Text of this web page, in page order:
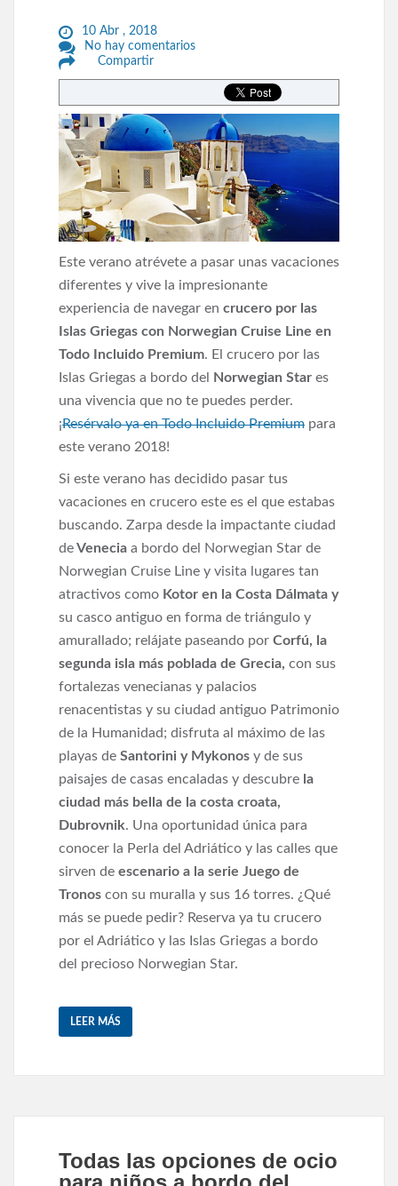
10 Abr , 2018
No hay comentarios
Compartir
Este verano atrévete a pasar unas vacaciones
diferentes y vive la impresionante
experiencia de navegar en crucero por las
Islas Griegas con Norwegian Cruise Line en
Todo Incluido Premium. El crucero por las
Islas Griegas a bordo del
Norwegian Star es
una vivencia que no te puedes perder.
¡Resérvalo ya en Todo Incluido Premium para
este verano 2018!
Si este verano has decidido pasar tus
vacaciones en crucero este es el que estabas
buscando. Zarpa desde la impactante ciudad
deVenecia a bordo del Norwegian Star de
Norwegian Cruise Line y visita lugares tan
atractivos como Kotor en la Costa Dálmata y
su casco antiguo en forma de triángulo y
amurallado; relájate paseando por Corfú, la
segunda isla más poblada de Grecia, con sus
fortalezas venecianas y palacios
renacentistas y su ciudad antiguo Patrimonio
de la Humanidad; disfruta al máximo de las
playas de Santorini y Mykonos y de sus
paisajes de casas encaladas y descubre la
ciudad más bella de la costa croata,
Dubrovnik. Una oportunidad única para
conocer la Perla del Adriático y las calles que
sirven de escenario a la serie Juego de
Tronos con su muralla y sus 16 torres. ¿Qué
más se puede pedir? Reserva ya tu crucero
por el Adriático y las Islas Griegas a bordo
del precioso Norwegian Star.
LEER MÁS
Todas las opciones de ocio